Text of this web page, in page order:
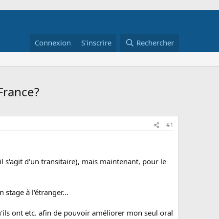
Connexion S'inscrire Rechercher
#1
s'agit d'un transitaire), mais maintenant, pour le
stage à l'étranger...
ont etc. afin de pouvoir améliorer mon seul oral